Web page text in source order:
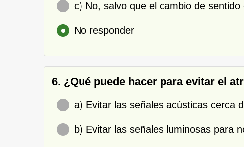
c) No, salvo que el cambio de
No responder
6. ¿Qué puede hacer para evitar el
a) Evitar las señales acústicas cerca
b) Evitar las señales luminosas para